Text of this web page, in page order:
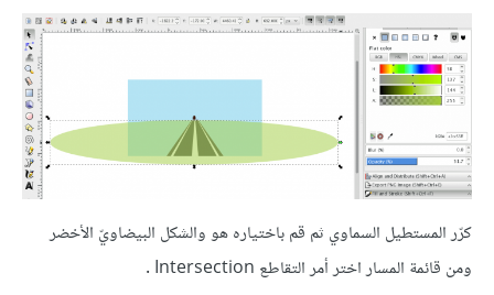
كرّر المستطيل السماوي ثم قم باختياره هو والشكل البيضاويّ الأخضر
ومن قائمة المسار اختر أمر التقاطع Intersection .